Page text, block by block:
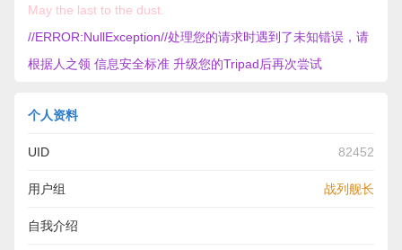
May the last to the dust.
//ERROR:NullException//处理您的请求时遇到了未知错误，请
根据人之领 信息安全标准 升级您的Tripad后再次尝试
个人资料
UID 82452
用户组 战列舰长
自我介绍